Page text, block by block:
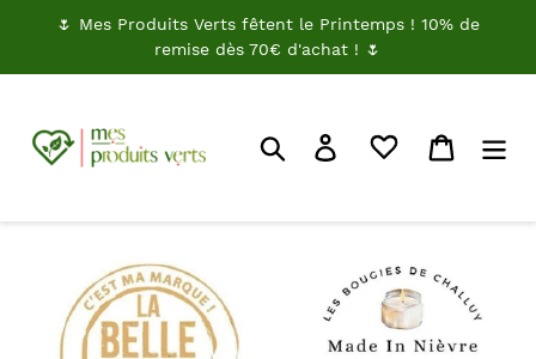
🌷 Mes Produits Verts fêtent le Printemps ! 10% de
remise dès 70€ d'achat ! 🌷
RechercherJe me connectePanier